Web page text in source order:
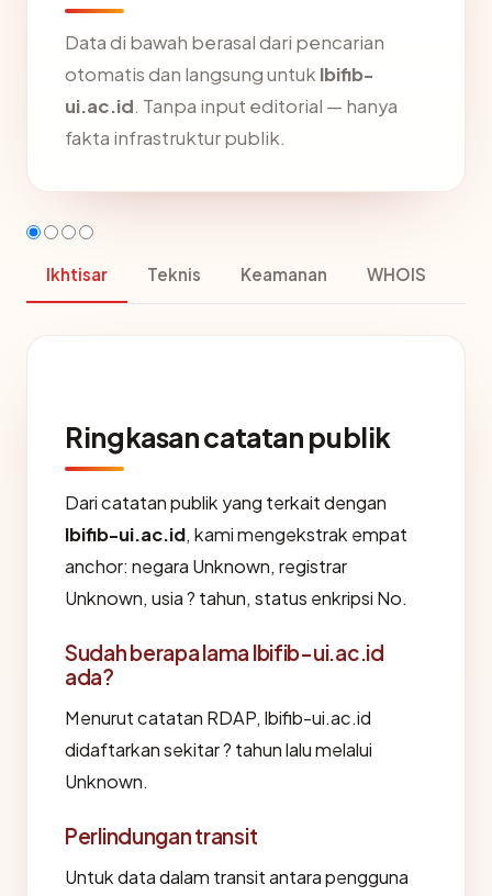
Data di bawah berasal dari pencarian
otomatis dan langsung untuklbifib-
ui.ac.id. Tanpa input editorial — hanya
fakta infrastruktur publik.
Ikhtisar Teknis Keamanan WHOIS
Ringkasan catatan publik
Dari catatan publik yang terkait dengan
lbifib-ui.ac.id, kami mengekstrak empat
anchor: negara Unknown, registrar
Unknown, usia ? tahun, status enkripsi No.
Sudah berapa lama lbifib-ui.ac.id
ada?
Menurut catatan RDAP, lbifib-ui.ac.id
didaftarkan sekitar ? tahun lalu melalui
Unknown.
Perlindungan transit
Untuk data dalam transit antara pengguna